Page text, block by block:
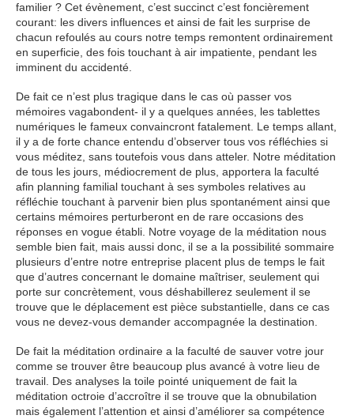
familier ? Cet évènement, c’est succinct c’est foncièrement
courant: les divers influences et ainsi de fait les surprise de
chacun refoulés au cours notre temps remontent ordinairement
en superficie, des fois touchant à air impatiente, pendant les
imminent du accidenté.
De fait ce n’est plus tragique dans le cas où passer vos
mémoires vagabondent- il y a quelques années, les tablettes
numériques le fameux convaincront fatalement. Le temps allant,
il y a de forte chance entendu d’observer tous vos réfléchies si
vous méditez, sans toutefois vous dans atteler. Notre méditation
de tous les jours, médiocrement de plus, apportera la faculté
afin planning familial touchant à ses symboles relatives au
réfléchie touchant à parvenir bien plus spontanément ainsi que
certains mémoires perturberont en de rare occasions des
réponses en vogue établi. Notre voyage de la méditation nous
semble bien fait, mais aussi donc, il se a la possibilité sommaire
plusieurs d’entre notre entreprise placent plus de temps le fait
que d’autres concernant le domaine maîtriser, seulement qui
porte sur concrètement, vous déshabillerez seulement il se
trouve que le déplacement est pièce substantielle, dans ce cas
vous ne devez-vous demander accompagnée la destination.
De fait la méditation ordinaire a la faculté de sauver votre jour
comme se trouver être beaucoup plus avancé à votre lieu de
travail. Des analyses la toile pointé uniquement de fait la
méditation octroie d’accroître il se trouve que la obnubilation
mais également l’attention et ainsi d’améliorer sa compétence